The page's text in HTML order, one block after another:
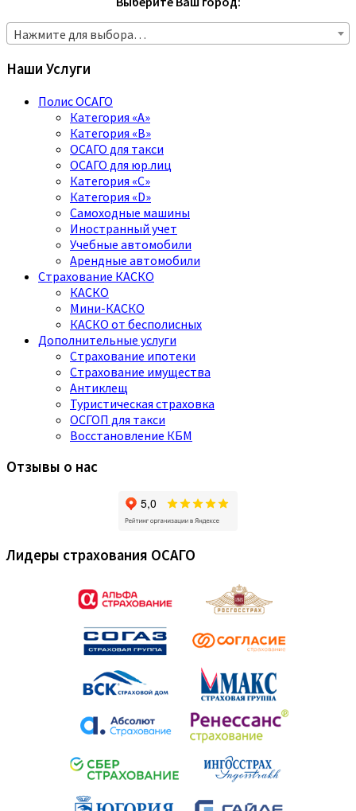
Нажмите для выбора…
Наши Услуги
Полис ОСАГО
Категория «A»
Категория «B»
ОСАГО для такси
ОСАГО для юр.лиц
Категория «C»
Категория «D»
Самоходные машины
Иностранный учет
Учебные автомобили
Арендные автомобили
Страхование КАСКО
КАСКО
Мини-КАСКО
КАСКО от бесполисных
Дополнительные услуги
Страхование ипотеки
Страхование имущества
Антиклещ
Туристическая страховка
ОСГОП для такси
Восстановление КБМ
Отзывы о нас
Лидеры страхования ОСАГО